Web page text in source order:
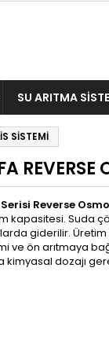
SU ARITMA
SİSTEMİ
REVERSE
Reverse
kapasitesi. Suda
giderilir. Üretim
ve ön arıtmaya
kimyasal dozajı